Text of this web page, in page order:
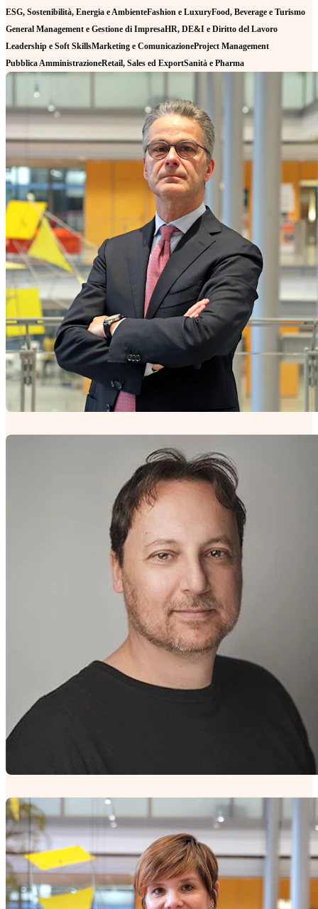
ESG, Sostenibilità, Energia e AmbienteFashion e LuxuryFood, Beverage e Turismo
General Management e Gestione di ImpresaHR, DE&I e Diritto del Lavoro
Leadership e Soft SkillsMarketing e ComunicazioneProject Management
Pubblica AmministrazioneRetail, Sales ed ExportSanità e Pharma